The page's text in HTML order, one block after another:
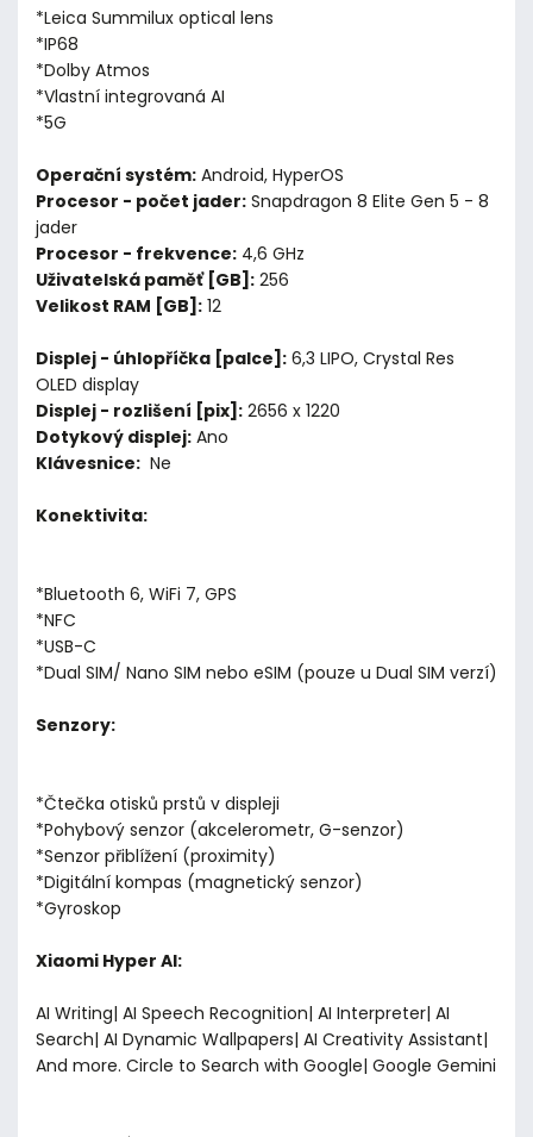
*Leica Summilux optical lens
*IP68
*Dolby Atmos
*Vlastní integrovaná AI
*5G
Operační systém: Android, HyperOS
Procesor - počet jader: Snapdragon 8 Elite Gen 5 - 8
jader
Procesor - frekvence: 4,6 GHz
Uživatelská paměť [GB]: 256
Velikost RAM [GB]: 12
Displej - úhlopříčka [palce]: 6,3 LIPO, Crystal Res
OLED display
Displej - rozlišení [pix]: 2656 x 1220
Dotykový displej: Ano
Klávesnice: Ne
Konektivita:
*Bluetooth 6, WiFi 7, GPS
*NFC
*USB-C
*Dual SIM/ Nano SIM nebo eSIM (pouze u Dual SIM verzí)
Senzory:
*Čtečka otisků prstů v displeji
*Pohybový senzor (akcelerometr, G-senzor)
*Senzor přiblížení (proximity)
*Digitální kompas (magnetický senzor)
*Gyroskop
Xiaomi Hyper AI:
AI Writing| AI Speech Recognition| AI Interpreter| AI
Search| AI Dynamic Wallpapers| AI Creativity Assistant|
And more. Circle to Search with Google| Google Gemini